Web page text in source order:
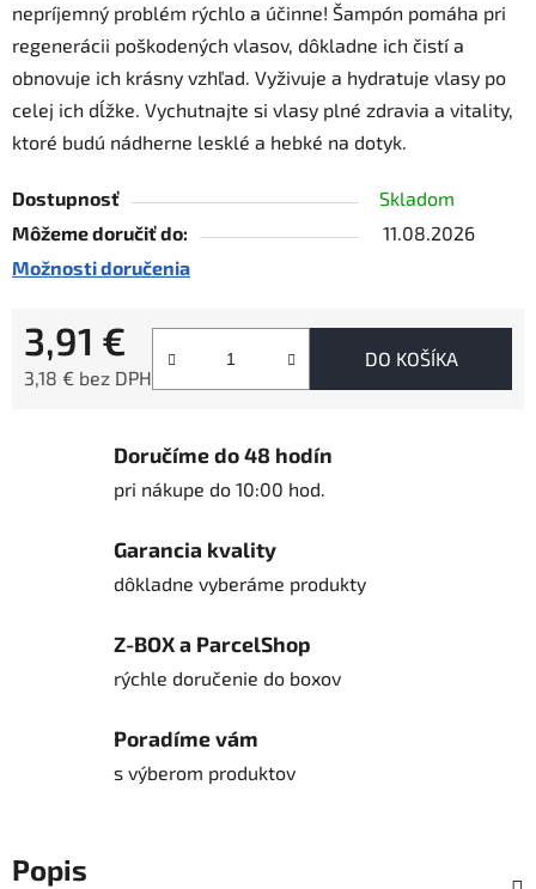
nepríjemný problém rýchlo a účinne! Šampón pomáha pri
regenerácii poškodených vlasov, dôkladne ich čistí a
obnovuje ich krásny vzhľad. Vyživuje a hydratuje vlasy po
celej ich dĺžke. Vychutnajte si vlasy plné zdravia a vitality,
ktoré budú nádherne lesklé a hebké na dotyk.
Dostupnosť
Skladom
Môžeme doručiť do:
11.08.2026
Možnosti doručenia
3,91 €
3,18 € bez DPH
DO KOŠÍKA
Doručíme do 48 hodín
pri nákupe do 10:00 hod.
Garancia kvality
dôkladne vyberáme produkty
Z-BOX a ParcelShop
rýchle doručenie do boxov
Poradíme vám
s výberom produktov
Popis